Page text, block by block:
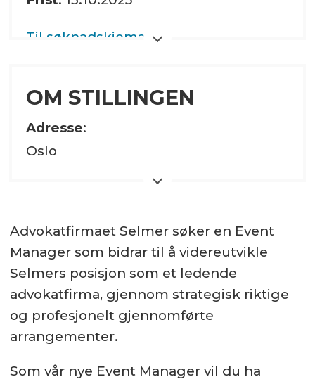
Telefon
Til søknadskjema
OM STILLINGEN
Adresse:
Oslo
Hjemmeside
Sektor:
Privat
Arbeidsforhold:
Fast
Advokatfirmaet Selmer søker en Event
Manager som bidrar til å videreutvikle
Selmers posisjon som et ledende
advokatfirma, gjennom strategisk riktige
og profesjonelt gjennomførte
arrangementer.
Som vår nye Event Manager vil du ha